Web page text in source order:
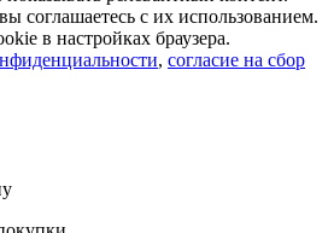
с их использованием.
в настройках браузера.
, согласие на сбор